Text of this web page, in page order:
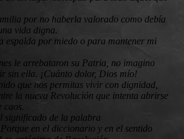
por no haberla valorado como debía
vida digna.
espalda por miedo o para mantener mi
le arrebataron su Patria, no imagino
sin ella. ¡Cuánto dolor, Dios mío!
que nos permitas vivir con dignidad,
la nueva Revolución que intenta abrirse
caos.
significado de la palabra
Porque en el diccionario y en el sentido